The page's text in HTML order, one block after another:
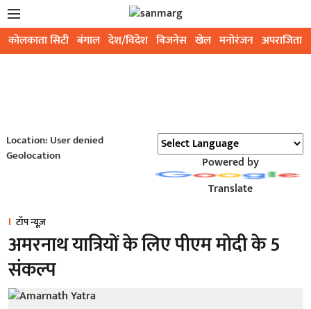
कोलकाता सिटी बंगाल देश/विदेश बिजनेस खेल मनोरंजन अपराजिता
Location: User denied
Geolocation
Powered by
Translate
टॉप न्यूज़
अमरनाथ यात्रियों के लिए पीएम मोदी के 5
संकल्प